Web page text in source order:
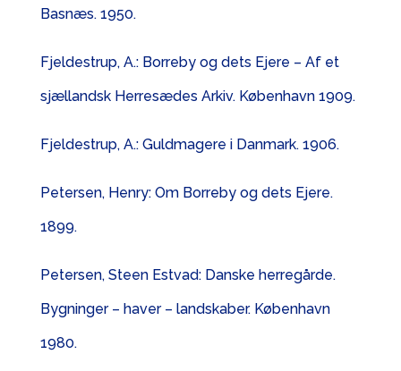
Basnæs. 1950.
Fjeldestrup, A.: Borreby og dets Ejere – Af et
sjællandsk Herresædes Arkiv. København 1909.
Fjeldestrup, A.: Guldmagere i Danmark. 1906.
Petersen, Henry: Om Borreby og dets Ejere.
1899.
Petersen, Steen Estvad: Danske herregårde.
Bygninger – haver – landskaber. København
1980.